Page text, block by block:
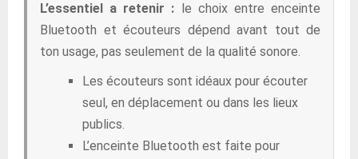
L’essentiel a retenir : le choix entre enceinte
Bluetooth et écouteurs dépend avant tout de
ton usage, pas seulement de la qualité sonore.
Les écouteurs sont idéaux pour écouter
seul, en déplacement ou dans les lieux
publics.
L’enceinte Bluetooth est faite pour